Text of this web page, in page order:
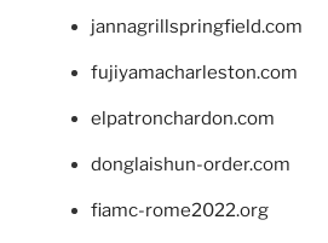
jannagrillspringfield.com
fujiyamacharleston.com
elpatronchardon.com
donglaishun-order.com
fiamc-rome2022.org